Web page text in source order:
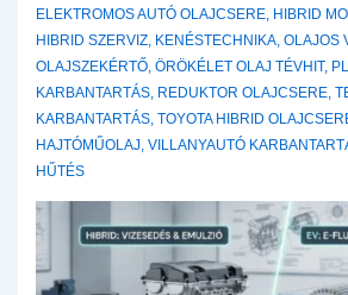
ELEKTROMOS AUTÓ OLAJCSERE, HIBRID
HIBRID SZERVIZ, KENÉSTECHNIKA, OLAJOS
OLAJSZEKÉRTŐ, ÖRÖKÉLET OLAJ TÉVHIT,
KARBANTARTÁS, REDUKTOR OLAJCSERE,
KARBANTARTÁS, TOYOTA HIBRID
HAJTÓMŰOLAJ, VILLANYAUTÓ
HŰTÉS